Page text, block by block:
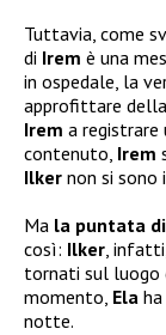
Tuttavia, come
di Irem è una
in ospedale, la
approfittare
Irem a registrare
contenuto, Irem
Ilker non si sono
Ma la puntata di
così: Ilker,
tornati sul luogo
momento, Ela
notte.